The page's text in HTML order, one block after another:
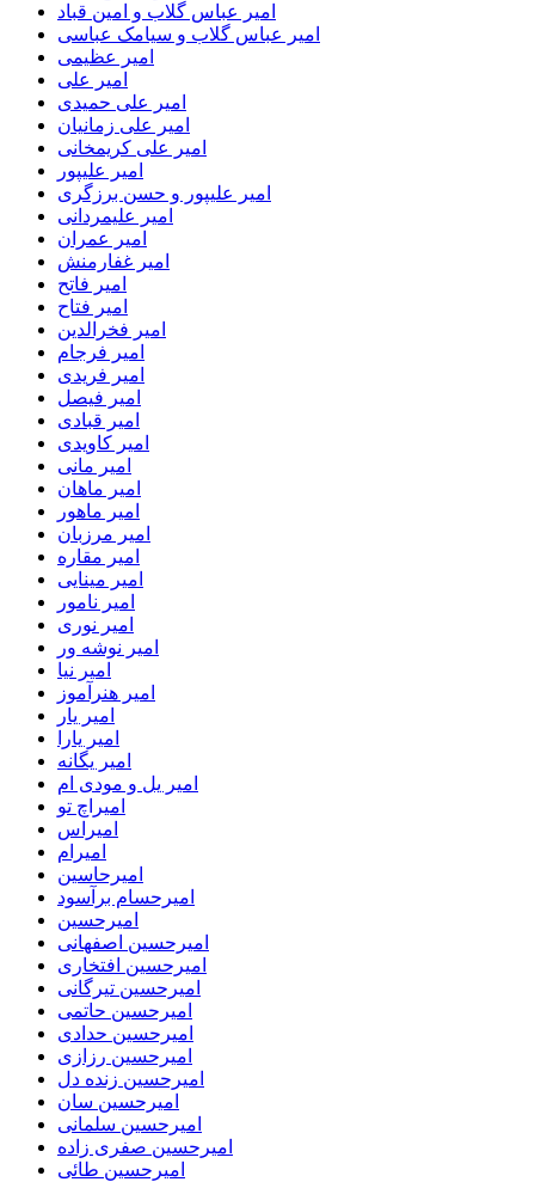
امیر عباس گلاب و امین قباد
امیر عباس گلاب و سیامک عباسی
امیر عظیمی
امیر علی
امیر علی حمیدی
امیر علی زمانیان
امیر علی کریمخانی
امیر علیپور
امیر علیپور و حسن برزگری
امیر علیمردانی
امیر عمران
امیر غفارمنش
امیر فاتح
امیر فتاح
امیر فخرالدین
امیر فرجام
امیر فریدی
امیر فیصل
امیر قبادی
امیر کاویدی
امیر مانی
امیر ماهان
امیر ماهور
امیر مرزبان
امیر مقاره
امیر مینایی
امیر نامور
امیر نوری
امیر نوشه ور
امیر نیا
امیر هنرآموز
امیر یار
امیر یارا
امیر یگانه
امیر یل و مودی ام
امیراچ تو
امیراس
امیرام
امیرحاسین
امیرحسام برآسود
امیرحسین
امیرحسین اصفهانی
امیرحسین افتخاری
امیرحسین تیرگانی
امیرحسین حاتمی
امیرحسین حدادی
امیرحسین رزازی
امیرحسین زنده دل
امیرحسین سان
امیرحسین سلمانی
امیرحسین صفری زاده
امیرحسین طائی